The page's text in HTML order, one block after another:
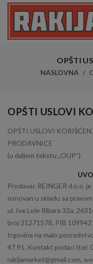
OPŠTI
NASLOVNA
OPŠTI USLOVI
OPŠTI USLOVI
PRODAVNICE
(u daljem tekstu „OUP“)
Prodavac REINGER d.o.o.
osnovan u skladu sa
ul. Ive Lole Ribara 32a,
broj 21271578, PIB
trgovina na malo
47.91. Kontakt podaci (tel:
rakijamarket@gmail.com,